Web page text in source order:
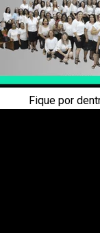
Fique por